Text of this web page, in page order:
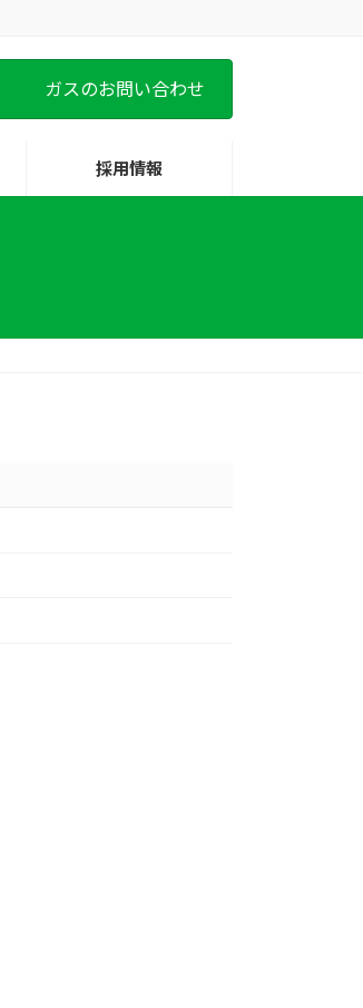
ガスのお問い合わせ
採用情報